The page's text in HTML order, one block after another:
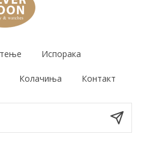
Испорака
Колачиња Контакт